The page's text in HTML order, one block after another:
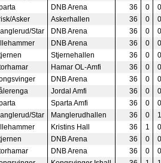
DNB Arena 36 0
0
Asker Askerhallen 36 0
0
Star DNB Arena 36 0
0
DNB Arena 36 0
0
Stjernehallen 36 0
0
Hamar OL-Amfi 36 0
0
DNB Arena 36 0
0
Jordal Amfi 36 0
0
Sparta Amfi 36 0
0
Star Manglerudhallen 36 0
1
Kristins Hall 36 1
0
DNB Arena 36 0
0
DNB Arena 36 0
0